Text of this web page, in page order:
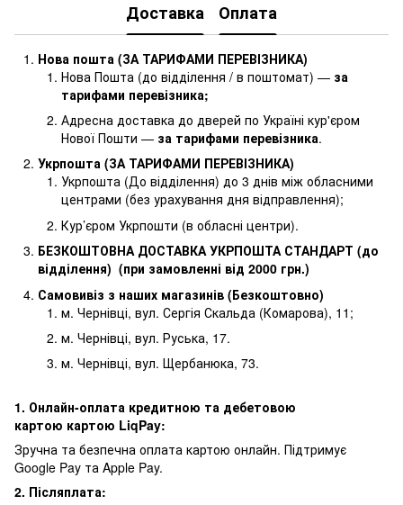
Доставка Оплата
Нова пошта (ЗА ТАРИФАМИ ПЕРЕВІЗНИКА)
Нова Пошта (до відділення / в поштомат) — за
тарифами перевізника;
Адресна доставка до дверей по Україні кур'єром
Нової Пошти — за тарифами перевізника.
Укрпошта (ЗА ТАРИФАМИ ПЕРЕВІЗНИКА)
Укрпошта (До відділення) до 3 днів між обласними
центрами (без урахування дня відправлення);
Кур’єром Укрпошти (в обласні центри).
БЕЗКОШТОВНА ДОСТАВКА УКРПОШТА СТАНДАРТ (до
відділення) (при замовленні від 2000 грн.)
Самовивіз з наших магазинів (Безкоштовно)
м. Чернівці, вул. Сергія Скальда (Комарова), 11;
м. Чернівці, вул. Руська, 17.
м. Чернівці, вул. Щербанюка, 73.
1. Онлайн-оплата кредитною та дебетовою
картою картою LiqPay:
Зручна та безпечна оплата картою онлайн. Підтримує
Google Pay та Apple Pay.
2. Післяплата: